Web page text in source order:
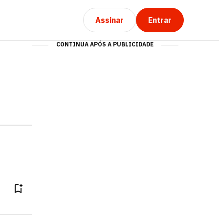
Assinar Entrar
CONTINUA APÓS A PUBLICIDADE